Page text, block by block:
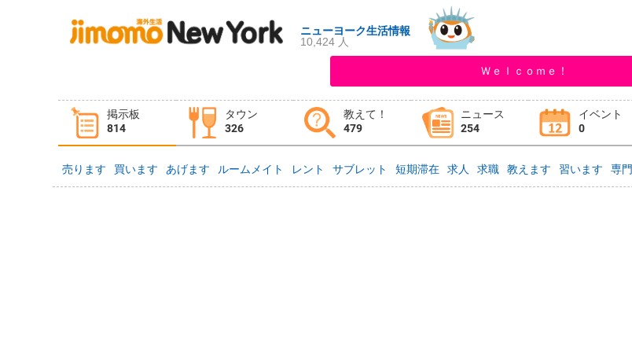
ニューヨーク生活情報
10,424 人
Ｗｅｌｃｏｍｅ！
掲示板
814
タウン
326
教えて！
479
ニュース
254
イベント
0
タウン情報 教えて！
売ります 買います あげます ルームメイト レント サブレット 短期滞在 求人 求職 教えます 習います 専門